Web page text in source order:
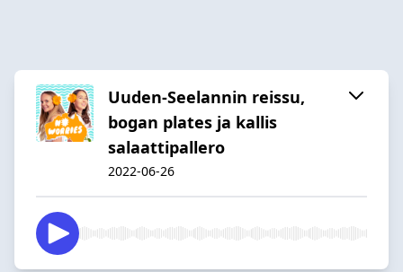
Uuden-Seelannin reissu,
bogan plates ja kallis
salaattipallero
2022-06-26